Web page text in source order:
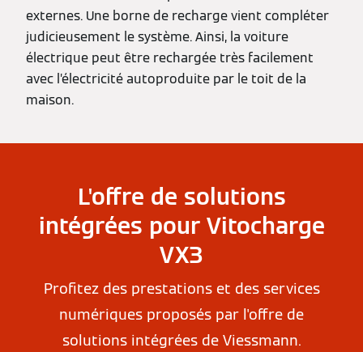
externes. Une borne de recharge vient compléter
judicieusement le système. Ainsi, la voiture
électrique peut être rechargée très facilement
avec l’électricité autoproduite par le toit de la
maison.
L'offre de solutions
intégrées pour Vitocharge
VX3
Profitez des prestations et des services
numériques proposés par l'offre de
solutions intégrées de Viessmann.